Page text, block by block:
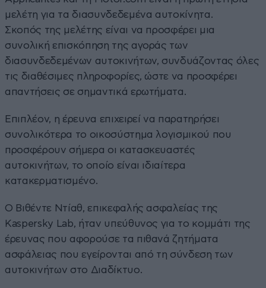
μελέτη για τα διασυνδεδεμένα αυτοκίνητα.
Σκοπός της μελέτης είναι να προσφέρει μια
συνολική επισκόπηση της αγοράς των
διασυνδεδεμένων αυτοκινήτων, συνδυάζοντας όλες
τις διαθέσιμες πληροφορίες, ώστε να προσφέρει
απαντήσεις σε σημαντικά ερωτήματα.
Επιπλέον, η έρευνα επιχειρεί να παρατηρήσει
συνολικότερα το οικοσύστημα λογισμικού που
προσφέρουν σήμερα οι κατασκευαστές
αυτοκινήτων, το οποίο είναι ιδιαίτερα
κατακερματισμένο.
Ο Βιθέντε Ντίαθ, επικεφαλής ασφαλείας της
Kaspersky Lab, ήταν υπεύθυνος για το κομμάτι της
έρευνας που αφορούσε τα πιθανά ζητήματα
ασφάλειας που εγείρονται από τη σύνδεση των
αυτοκινήτων στο Διαδίκτυο.